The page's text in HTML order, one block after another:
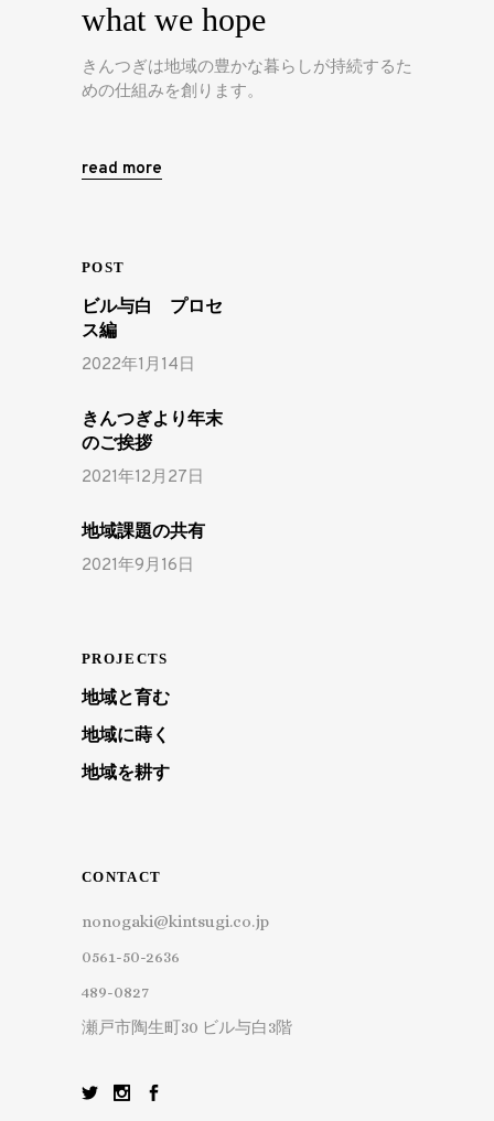
what we hope
きんつぎは地域の豊かな暮らしが持続するた
めの仕組みを創ります。
read more
POST
2022年1月14日
ビル与白 プロセ
ス編
2021年12月27日
きんつぎより年末
のご挨拶
2021年9月16日
地域課題の共有
PROJECTS
地域と育む
地域に蒔く
地域を耕す
CONTACT
nonogaki@kintsugi.co.jp
0561-50-2636
489-0827
瀬戸市陶生町30 ビル与白3階